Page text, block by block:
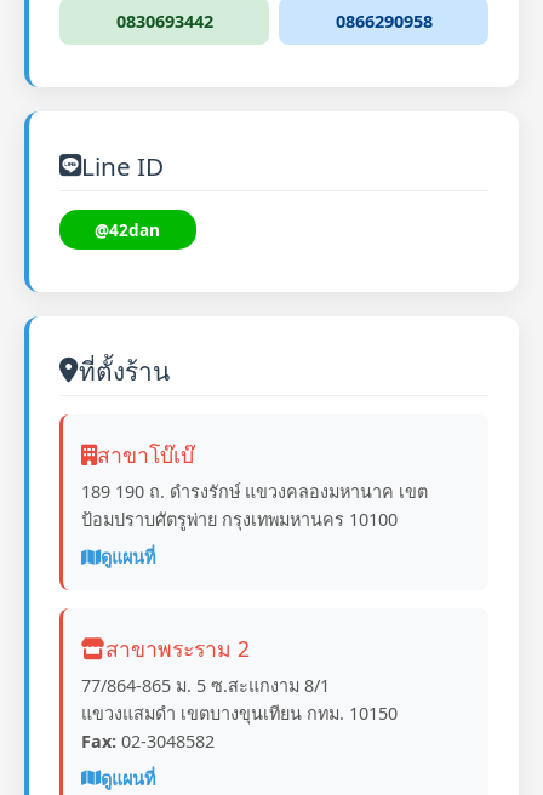
0830693442 0866290958
Line ID
@42dan
ที่ตั้งร้าน
สาขาโบ๊เบ๊
189 190 ถ. ดำรงรักษ์ แขวงคลองมหานาค เขต
ป้อมปราบศัตรูพ่าย กรุงเทพมหานคร 10100
ดูแผนที่
สาขาพระราม 2
77/864-865 ม. 5 ซ.สะแกงาม 8/1
แขวงแสมดำ เขตบางขุนเทียน กทม. 10150
Fax: 02-3048582
ดูแผนที่